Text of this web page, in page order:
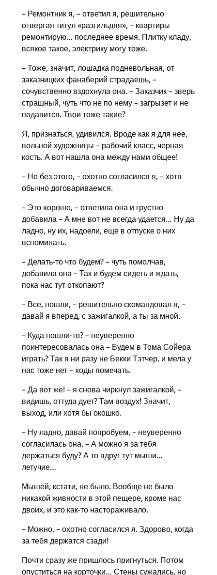
– Ремонтник я, – ответил я, решительно
отвергая титул «разгильдяя», – квартиры
ремонтирую… последнее время. Плитку кладу,
всякое такое, электрику могу тоже.
– Тоже, значит, лошадка подневольная, от
заказчицких фанаберий страдаешь, –
сочувственно вздохнула она. – Заказчик – зверь
страшный, чуть что не по нему – загрызет и не
подавится. Твои тоже такие?
Я, признаться, удивился. Вроде как я для нее,
вольной художницы – рабочий класс, черная
кость. А вот нашла она между нами общее!
– Не без этого, – охотно согласился я, – хотя
обычно договариваемся.
– Это хорошо, – ответила она и грустно
добавила – А мне вот не всегда удается… Ну да
ладно, ну их, надоели, еще в отпуске о них
вспоминать.
– Делать-то что будем? – чуть помолчав,
добавила она – Так и будем сидеть и ждать,
пока нас тут откопают?
– Все, пошли, – решительно скомандовал я, –
давай я вперед, с зажигалкой, а ты за мной.
– Куда пошли-то? – неуверенно
поинтересовалась она – Будем в Тома Сойера
играть? Так я ни разу не Бекки Тэтчер, и мела у
нас тоже нет – ходы помечать.
– Да вот же! – я снова чиркнул зажигалкой, –
видишь, оттуда дует? Там воздух! Значит,
выход, или хотя бы окошко.
– Ну ладно, давай попробуем, – неуверенно
согласилась она. – А можно я за тебя
держаться буду? А то вдруг тут мыши…
летучие…
Мышей, кстати, не было. Вообще не было
никакой живности в этой пещере, кроме нас
двоих, и это как-то настораживало.
– Можно, – охотно согласился я. Здорово, когда
за тебя держатся сзади!
Почти сразу же пришлось пригнуться. Потом
опуститься на корточки… Стены сужались, но